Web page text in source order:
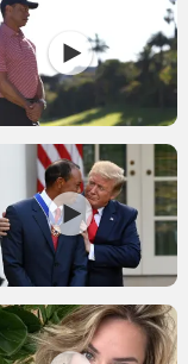
לוח שידורים
"מעל הליגה" –
"מחצית
משתתפים
הפועל באר שבע
מכבי נתניה
בני יהודה
ליגה סינית
ליגה ברזילאית
ליגות נוספות
אגרוף
ספורט אולימפי
UFC
היאבקות WWE
אופניים
ספורט מוטורי